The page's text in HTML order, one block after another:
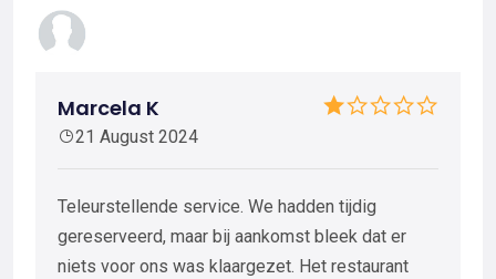
Marcela K
21 August 2024
Teleurstellende service. We hadden tijdig
gereserveerd, maar bij aankomst bleek dat er
niets voor ons was klaargezet. Het restaurant